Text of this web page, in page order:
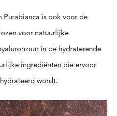
Purabianca is ook voor de
voor natuurlijke
in de hydraterende
ingrediënten die ervoor
wordt.